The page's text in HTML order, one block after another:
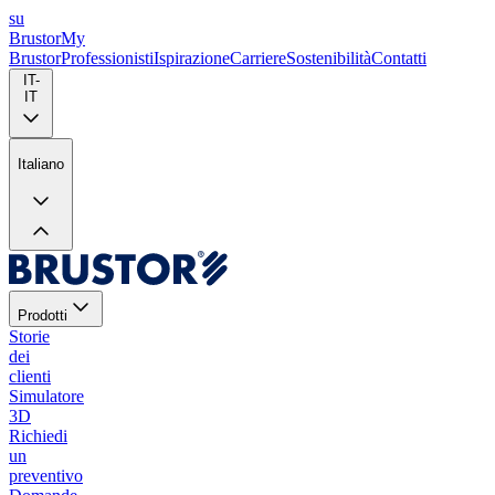
su
BrustorMy
BrustorProfessionistiIspirazioneCarriereSostenibilitàContatti
IT-
IT
Italiano
Prodotti
Storie
dei
clienti
Simulatore
3D
Richiedi
un
preventivo